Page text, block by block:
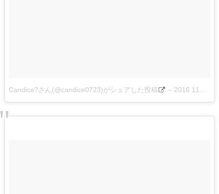
Candice?さん(@candice0723)がシェアした投稿 – 2016 11月 13 2:09午前 PST